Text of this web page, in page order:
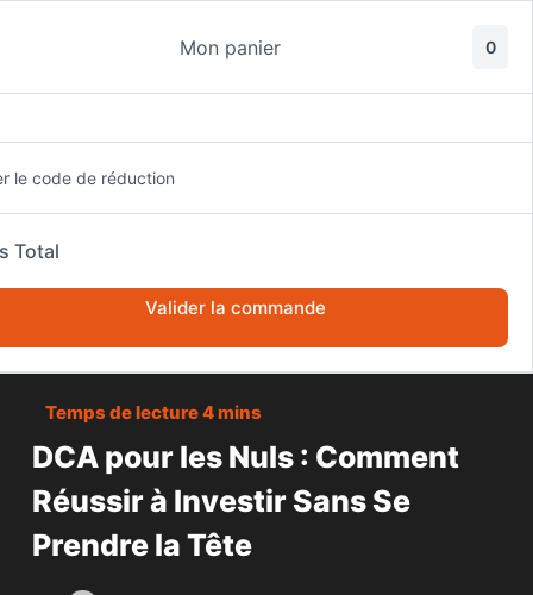
ACCUEIL
DCA pour les Nuls : Comment
Réussir à Investir Sans Se
Prendre la Tête
Mon panier 0
le code de réduction
Total
Valider la commande